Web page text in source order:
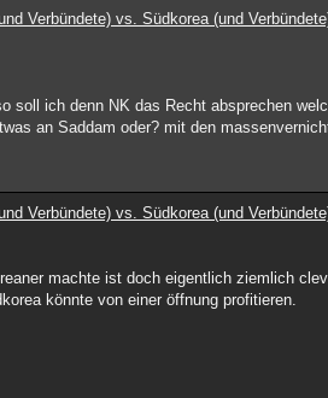
Verbündete) vs. Südkorea (und
soll ich denn NK das Recht absprechen
an Saddam oder? mit den
Verbündete) vs. Südkorea (und
machte ist doch eigentlich ziemlich
könnte von einer öffnung profitieren.